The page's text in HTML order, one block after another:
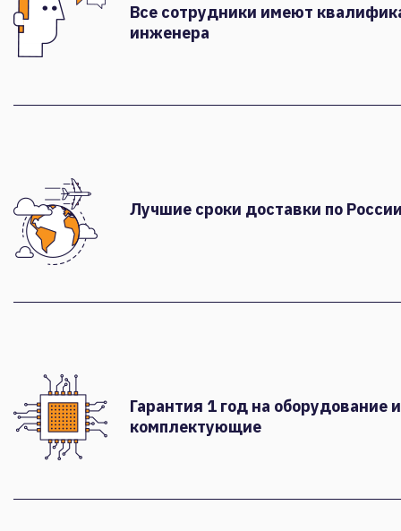
Все сотрудники имеют
инженера
Лучшие сроки доставки по
Гарантия 1 год на оборудование и
комплектующие